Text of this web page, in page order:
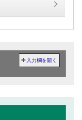
入力欄を開く